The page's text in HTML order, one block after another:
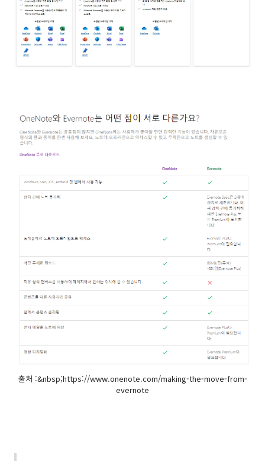
출처 :&nbsp;https://www.onenote.com/making-the-move-from-
evernote